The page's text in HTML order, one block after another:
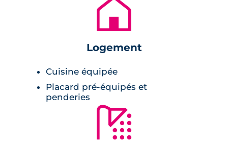
Cette résidence offre 29appartements neufs
du 2 pièces au 4 pièces, se prolongeant par
des espaces extérieurs :
terrasses
Jardins privatifs
un parking en sous-sol est à disposition des
résidents et les bâtiments sont clôturés et
🏚
Logement
Cuisine équipée
Placard pré-équipés et
penderies
🚿